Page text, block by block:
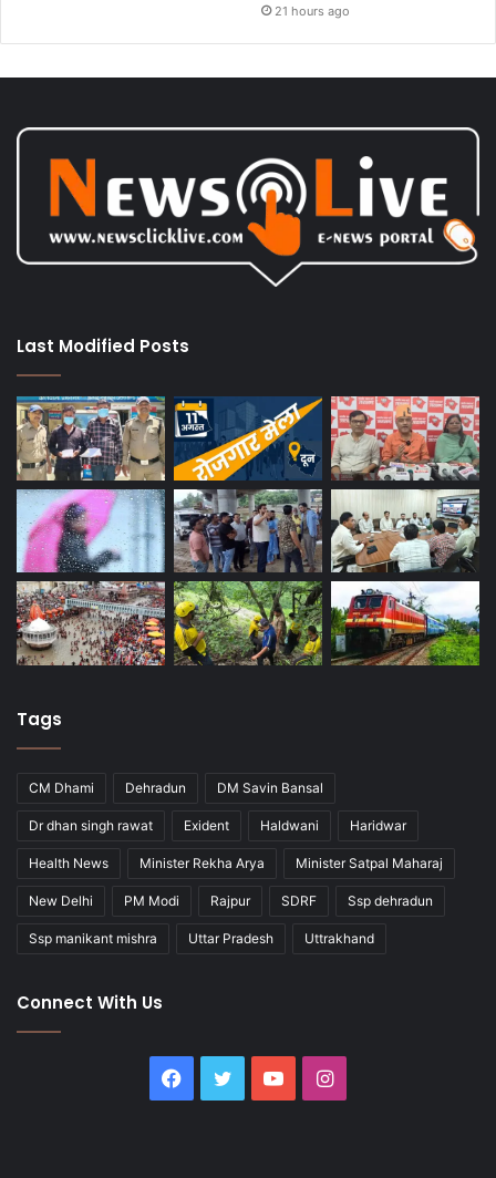
21 hours ago
Last Modified Posts
Tags
CM Dhami Dehradun DM Savin Bansal
Dr dhan singh rawat Exident Haldwani Haridwar
Health News Minister Rekha Arya Minister Satpal Maharaj
New Delhi PM Modi Rajpur SDRF Ssp dehradun
Ssp manikant mishra Uttar Pradesh Uttrakhand
Connect With Us
Facebook
Twitter YouTubeInstagram